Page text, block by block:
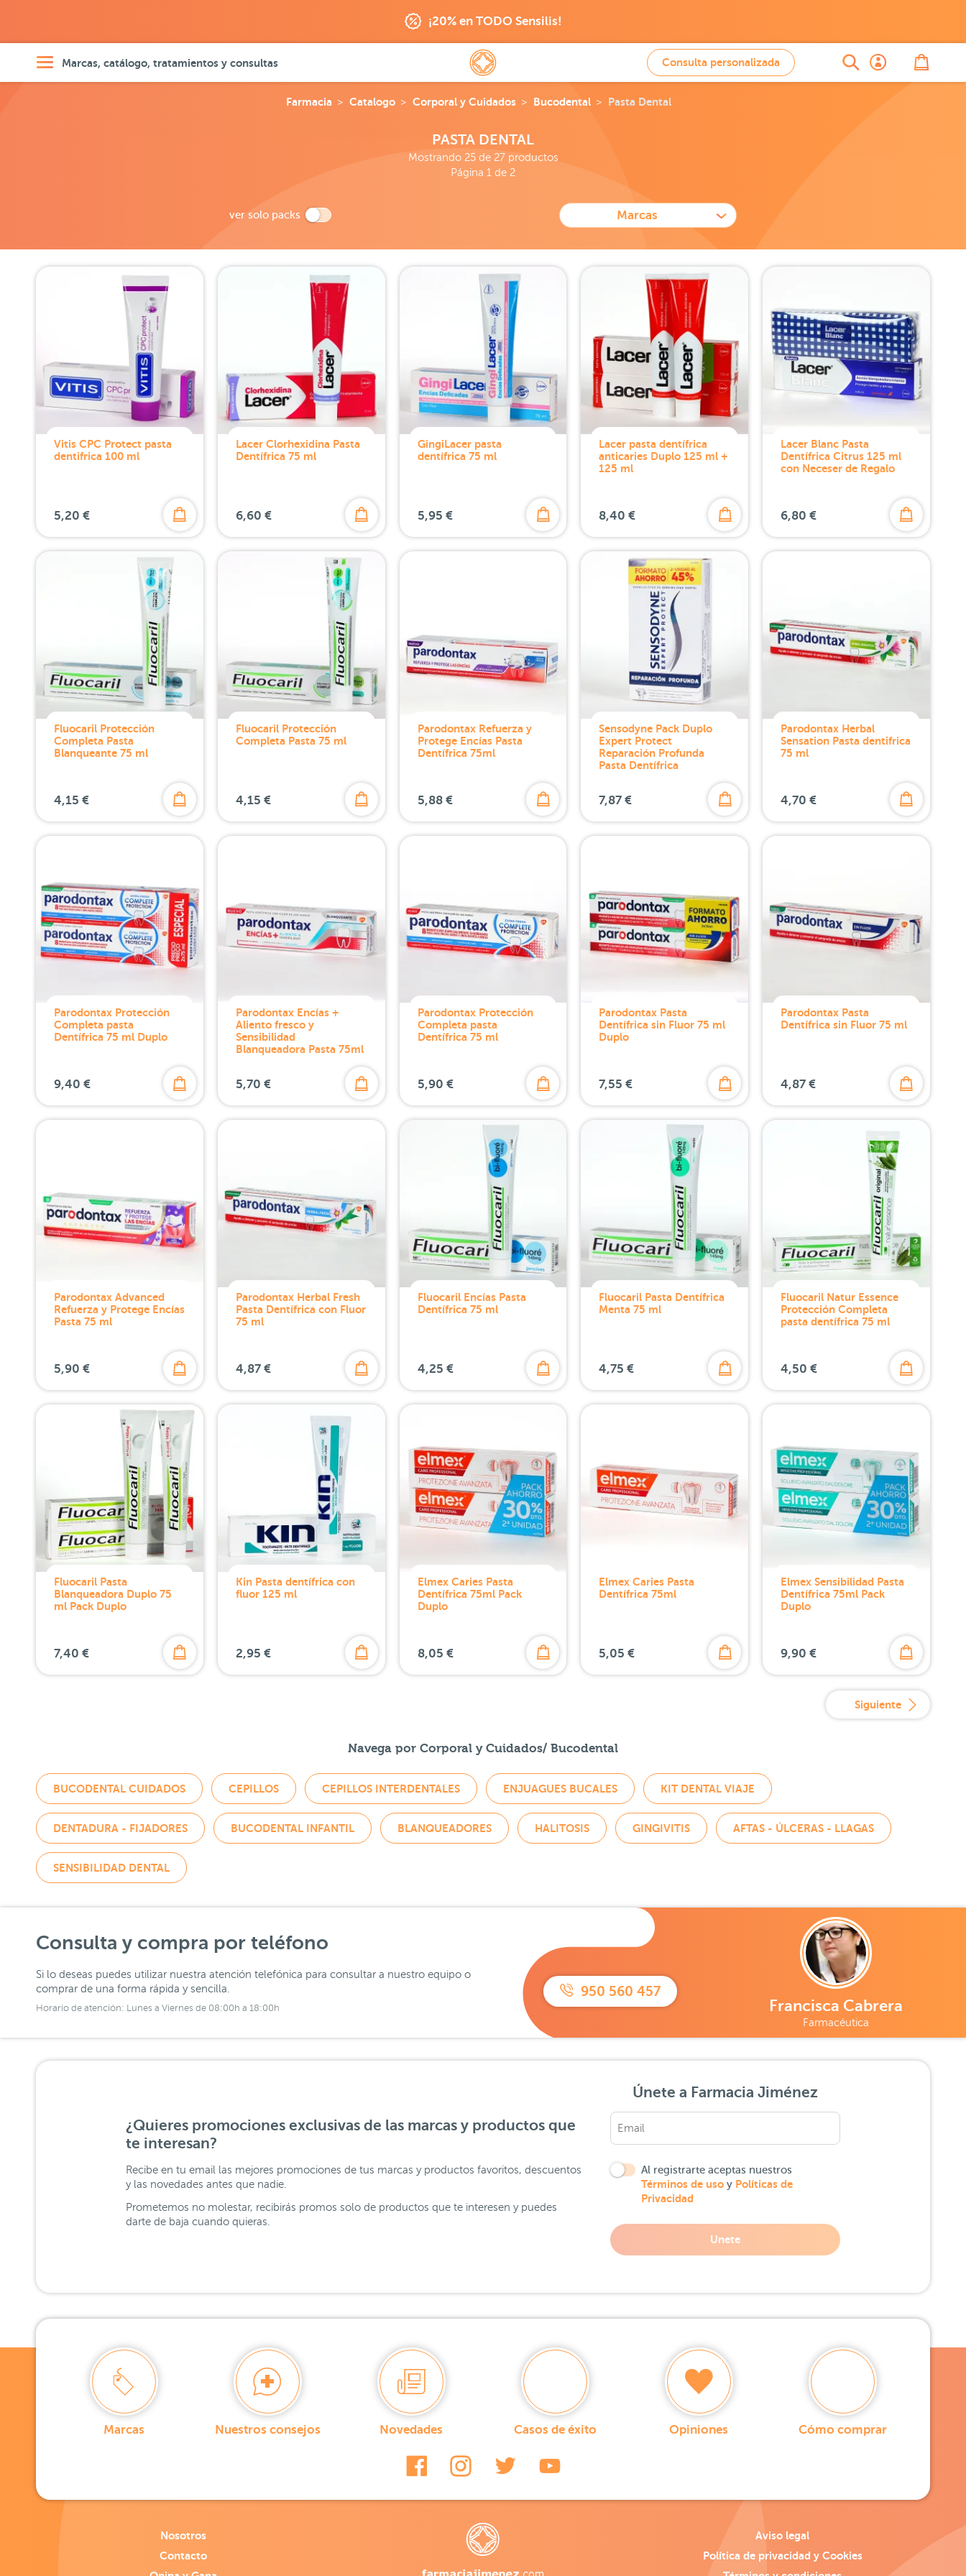
¡20% en TODO Sensilis!
Marcas, catálogo, tratamientos y consultas Consulta personalizada
Farmacia Catalogo Corporal y Cuidados Bucodental Pasta Dental
PASTA DENTAL
Mostrando 25 de 27 productos
Página 1 de 2
ver solo packs
Vitis CPC Protect pasta
dentifrica 100 ml
5,20 €
Lacer Clorhexidina Pasta
Dentífrica 75 ml
6,60 €
GingiLacer pasta
dentífrica 75 ml
5,95 €
Lacer pasta dentífrica
anticaries Duplo 125 ml +
125 ml
8,40 €
Lacer Blanc Pasta
Dentífrica Citrus 125 ml
con Neceser de Regalo
6,80 €
Fluocaril Protección
Completa Pasta
Blanqueante 75 ml
4,15 €
Fluocaril Protección
Completa Pasta 75 ml
4,15 €
Parodontax Refuerza y
Protege Encías Pasta
Dentífrica 75ml
5,88 €
Sensodyne Pack Duplo
Expert Protect
Reparación Profunda
Pasta Dentífrica
7,87 €
Parodontax Herbal
Sensation Pasta dentifrica
75 ml
4,70 €
Parodontax Protección
Completa pasta
Dentífrica 75 ml Duplo
9,40 €
Parodontax Encías +
Aliento fresco y
Sensibilidad
Blanqueadora Pasta 75ml
5,70 €
Parodontax Protección
Completa pasta
Dentífrica 75 ml
5,90 €
Parodontax Pasta
Dentífrica sin Fluor 75 ml
Duplo
7,55 €
Parodontax Pasta
Dentífrica sin Fluor 75 ml
4,87 €
Parodontax Advanced
Refuerza y Protege Encías
Pasta 75 ml
5,90 €
Parodontax Herbal Fresh
Pasta Dentífrica con Fluor
75 ml
4,87 €
Fluocaril Encías Pasta
Dentífrica 75 ml
4,25 €
Fluocaril Pasta Dentífrica
Menta 75 ml
4,75 €
Fluocaril Natur Essence
Protección Completa
pasta dentífrica 75 ml
4,50 €
Fluocaril Pasta
Blanqueadora Duplo 75
ml Pack Duplo
7,40 €
Kin Pasta dentífrica con
fluor 125 ml
2,95 €
Elmex Caries Pasta
Dentífrica 75ml Pack
Duplo
8,05 €
Elmex Caries Pasta
Dentífrica 75ml
5,05 €
Elmex Sensibilidad Pasta
Dentífrica 75ml Pack
Duplo
9,90 €
Siguiente
Navega por Corporal y Cuidados/ Bucodental
BUCODENTAL CUIDADOS CEPILLOS CEPILLOS INTERDENTALES ENJUAGUES BUCALES KIT DENTAL VIAJE
DENTADURA - FIJADORES BUCODENTAL INFANTIL BLANQUEADORES HALITOSIS GINGIVITIS AFTAS - ÚLCERAS - LLAGAS
SENSIBILIDAD DENTAL
Consulta y compra por teléfono
Si lo deseas puedes utilizar nuestra atención telefónica para consultar a nuestro equipo o
comprar de una forma rápida y sencilla.
Horario de atención: Lunes a Viernes de 08:00h a 18:00h
950 560 457
Francisca Cabrera
Farmacéutica
¿Quieres promociones exclusivas de las marcas y productos que
te interesan?
Recibe en tu email las mejores promociones de tus marcas y productos favoritos, descuentos
y las novedades antes que nadie.
Prometemos no molestar, recibirás promos solo de productos que te interesen y puedes
darte de baja cuando quieras.
Únete a Farmacia Jiménez
Al registrarte aceptas nuestros
Términos de uso y Políticas de
Privacidad
Unete
Marcas Nuestros consejos Novedades Casos de éxito Opiniones Cómo comprar
Nosotros
Contacto
Aviso legal
Política de privacidad y Cookies